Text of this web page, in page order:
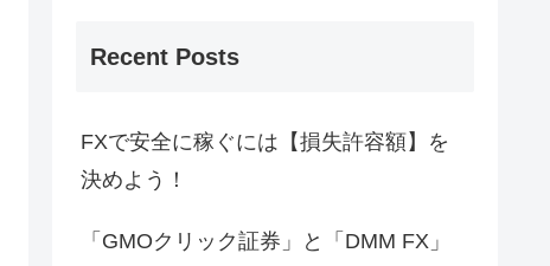
Recent Posts
FXで安全に稼ぐには【損失許容額】を
決めよう！
「GMOクリック証券」と「DMM FX」